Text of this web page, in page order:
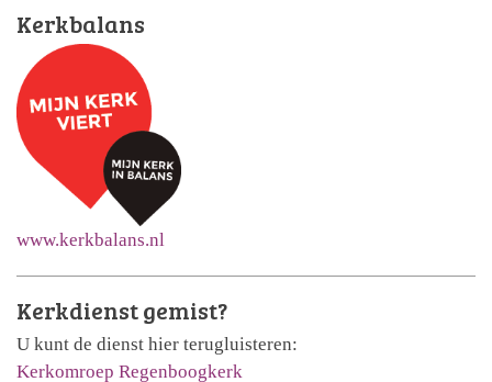
Kerkbalans
www.kerkbalans.nl
Kerkdienst gemist?
U kunt de dienst hier terugluisteren:
Kerkomroep Regenboogkerk